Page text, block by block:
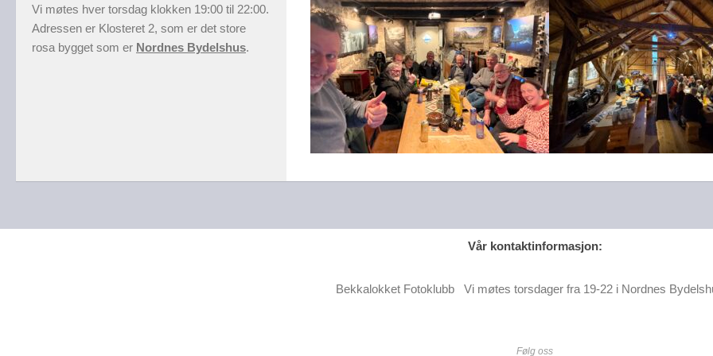
Vi møtes hver torsdag klokken 19:00 til 22:00.
Adressen er Klosteret 2, som er det store
rosa bygget som er Nordnes Bydelshus.
Vår kontaktinformasjon:
Bekkalokket Fotoklubb Vi møtes torsdager fra 19-22 i Nordnes
Følg oss